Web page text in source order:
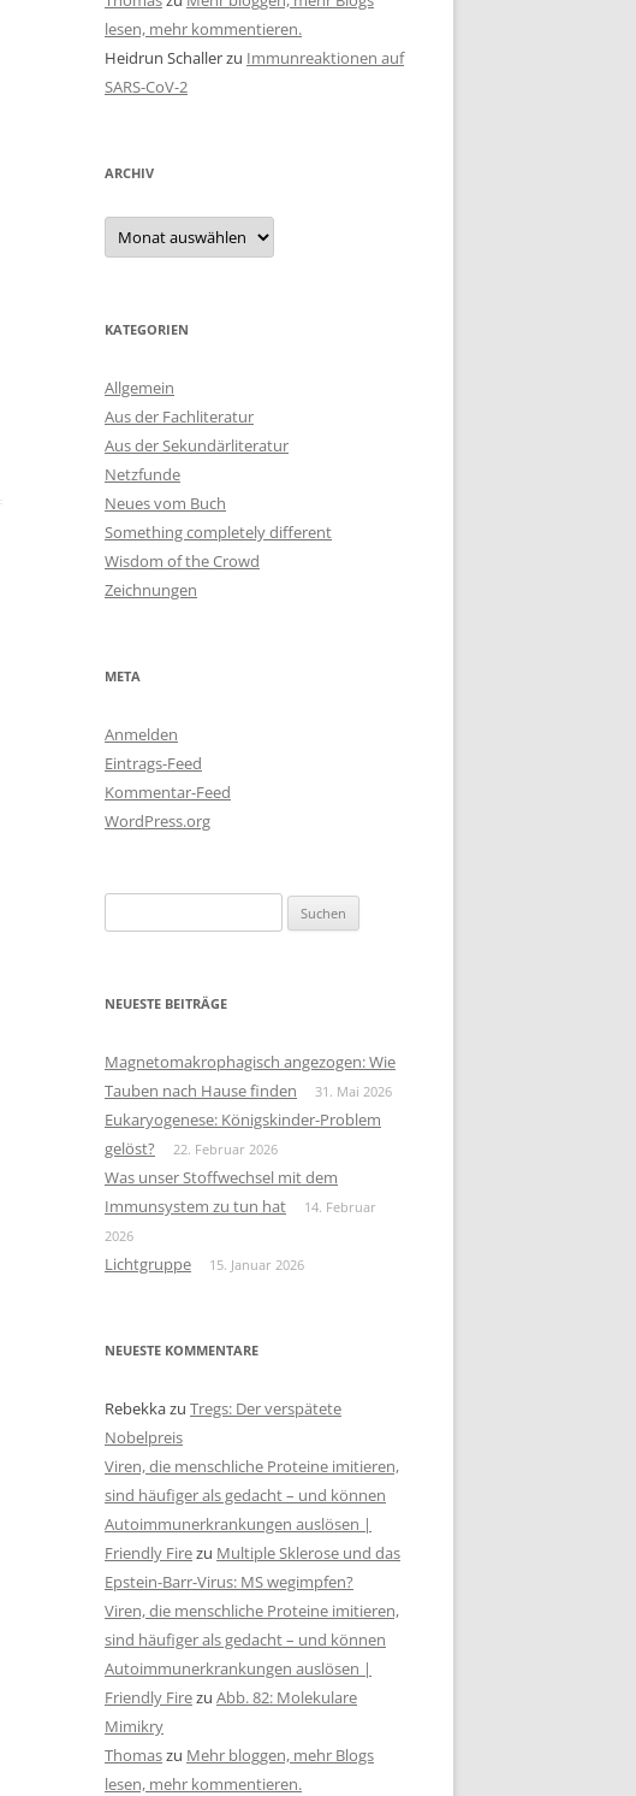
lesen, mehr kommentieren.
Heidrun Schallerzu Immunreaktionen auf
SARS-CoV-2
ARCHIV
Archiv
KATEGORIEN
Allgemein
Aus der Fachliteratur
Aus der Sekundärliteratur
Netzfunde
Neues vom Buch
Something completely different
Wisdom of the Crowd
Zeichnungen
META
Anmelden
Eintrags-Feed
Kommentar-Feed
WordPress.org
nach:
NEUESTE BEITRÄGE
Magnetomakrophagisch angezogen: Wie
Tauben nach Hause finden
31. Mai 2026
Eukaryogenese: Königskinder-Problem
gelöst?
22. Februar 2026
Was unser Stoffwechsel mit dem
Immunsystem zu tun hat
14. Februar
2026
Lichtgruppe 15. Januar 2026
NEUESTE KOMMENTARE
Rebekkazu Tregs: Der verspätete
Nobelpreis
Viren, die menschliche Proteine imitieren,
sind häufiger als gedacht – und können
Autoimmunerkrankungen auslösen |
Friendly Firezu Multiple Sklerose und das
Epstein-Barr-Virus: MS wegimpfen?
Viren, die menschliche Proteine imitieren,
sind häufiger als gedacht – und können
Autoimmunerkrankungen auslösen |
Friendly Firezu Abb. 82: Molekulare
Mimikry
Thomaszu Mehr bloggen, mehr Blogs
lesen, mehr kommentieren.